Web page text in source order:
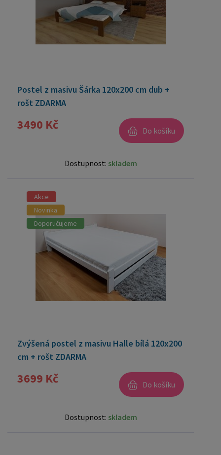
Postel z masivu Šárka 120x200 cm dub +
rošt ZDARMA
3490 Kč Do košíku
Dostupnost: skladem
Akce
Novinka
Doporučujeme
Zvýšená postel z masivu Halle bílá 120x200
cm + rošt ZDARMA
3699 Kč Do košíku
Dostupnost: skladem